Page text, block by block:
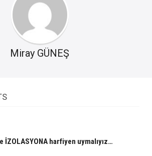
Miray GÜNEŞ
İZOLASYONA harfiyen uymalıyız…